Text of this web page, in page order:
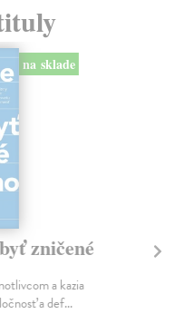
na sklade
zničené
a kazia
a def...